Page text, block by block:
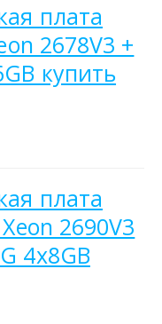
плата
2678V3 +
купить
плата
Xeon 2690V3
4x8GB